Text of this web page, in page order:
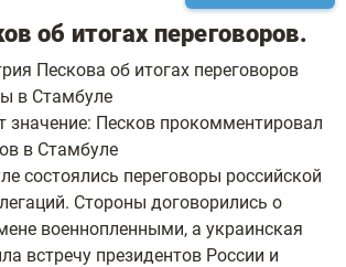
об итогах переговоров.
Пескова об итогах переговоров
в Стамбуле
значение: Песков прокомментировал
в Стамбуле
состоялись переговоры российской
Стороны договорились о
военнопленными, а украинская
встречу президентов России и